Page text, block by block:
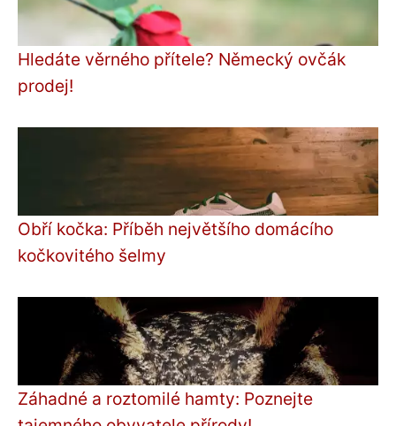
Hledáte věrného přítele? Německý ovčák
prodej!
Obří kočka: Příběh největšího domácího
kočkovitého šelmy
Záhadné a roztomilé hamty: Poznejte